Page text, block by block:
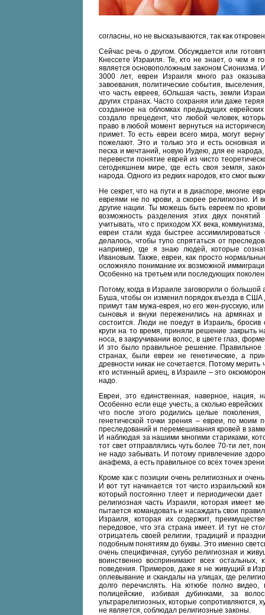
согласны, но не высказываются, так как
Сейчас речь о другом. Обсуждается или
Кнессете Израиля. Те, кто не знает, о чем я
является основоположным законом Сионизма.
3000 лет, евреи Израиля много раз
завоевания, политические события,
что часть евреев, бОльшая часть, земли
других странах. Часто сохраняя или даже
созданное на обломках предыдущих
создало прецедент, что любой человек,
право в любой момент вернуться на
примет. То есть евреи всего мира, могут
пожелают. Это и только это и есть основная
песка и мечтаний, новую Иудею, для ее
перевести понятие еврей из чисто
сегодняшнем мире, где есть своя земля,
народа. Одного из редких народов, кто смог
Не секрет, что на пути и в диаспоре, многие
евреями не по крови, а скорее религиозно. И
другие нации. Ты можешь быть евреем по
возможность разделения этих двух
учитывать, что с приходом XX века,
евреи стали куда быстрее
делалось, чтобы тупо спрятаться от
например, где я знаю людей, которые
Ивановым. Также, евреи, как просто
осложняло понимание их возможной
Особенно на третьем или последующих
Потому, когда в Израиле заговорили о
Буша, чтобы он изменил порядок въезда в США
примут там мужа-еврея, но его жен-русскую,
сыновья и внуки переженились на армянах
состоится. Люди не поедут в Израиль,
круги на то время, приняли решение закрыть
носа, в закручивании волос, в цвете глаз,
И это было правильное решение. Правильное
странах, были евреи не генетические, а
древности никак не сочетается. Потому мерить
кто истинный ариец, в Израиле – это
надо.
Евреи, это единственная, наверное, нация,
Особенно если еще учесть, а сколько
что после этого родились целые
генетической точки зрения – евреи, по моим
преследований и перемешивания кровей в
И наблюдая за нашими многими стариками,
тот свет отправлялись чуть более 70-ти лет,
не надо забывать. И потому привлечение
анафема, а есть правильное со всех точек
Кроме как с позиции очень религиозных и
И вот тут начинается тот чисто израильский
который постоянно тлеет и периодически
религиозная часть Израиля, которая имеет
пытается командовать и насаждать свои
Израиля, которая их содержит,
передовое, что эта страна имеет. И тут не
отрицатель своей религии, традиций и
подобным понятиям до буквы. Это именно
очень специфичная, сугубо религиозная и
воинственно воспринимают всех
поведения. Примеров, даже я не живущий в
оплевывание и скандалы на улицах, где
долго перечислять. На ютюбе полно видео,
полицейские, избивая дубинками, за
ультрарелигиозных, которые сопротивляются,
не является, соблюдал религиозные законы.